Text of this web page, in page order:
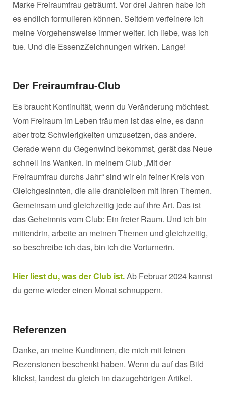
Marke Freiraumfrau geträumt. Vor drei Jahren habe ich
es endlich formulieren können. Seitdem verfeinere ich
meine Vorgehensweise immer weiter. Ich liebe, was ich
tue. Und die EssenzZeichnungen wirken. Lange!
Der Freiraumfrau-Club
Es braucht Kontinuität, wenn du Veränderung möchtest.
Vom Freiraum im Leben träumen ist das eine, es dann
aber trotz Schwierigkeiten umzusetzen, das andere.
Gerade wenn du Gegenwind bekommst, gerät das Neue
schnell ins Wanken. In meinem Club „Mit der
Freiraumfrau durchs Jahr“ sind wir ein feiner Kreis von
Gleichgesinnten, die alle dranbleiben mit ihren Themen.
Gemeinsam und gleichzeitig jede auf ihre Art. Das ist
das Geheimnis vom Club: Ein freier Raum. Und ich bin
mittendrin, arbeite an meinen Themen und gleichzeitig,
so beschreibe ich das, bin ich die Vorturnerin.
Hier liest du, was der Club ist.Ab Februar 2024 kannst
du gerne wieder einen Monat schnuppern.
Referenzen
Danke, an meine Kundinnen, die mich mit feinen
Rezensionen beschenkt haben. Wenn du auf das Bild
klickst, landest du gleich im dazugehörigen Artikel.